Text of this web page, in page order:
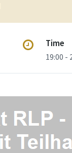
Time
19:00 -